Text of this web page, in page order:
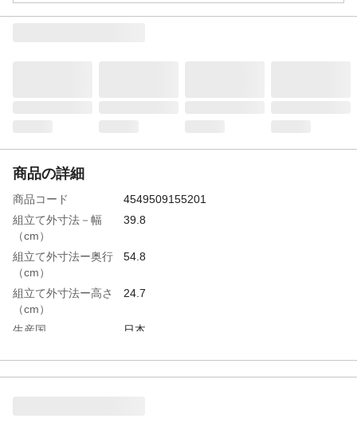
商品の詳細
商品コード
4549509155201
組立て外寸法－幅
（cm）
39.8
組立て外寸法ー奥行
（cm）
54.8
組立て外寸法ー高さ
（cm）
24.7
生産国
日本